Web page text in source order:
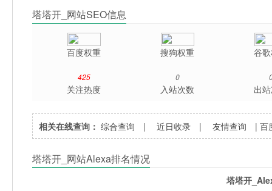
塔塔开_网站SEO信息
百度权重 搜狗权重 谷
425
关注热度
0
入站次数 出
相关在线查询： 综合查询 |近日收录 |友情查询 |百
塔塔开_网站Alexa排名情况
塔塔开